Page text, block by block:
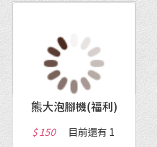
熊大泡腳機(福利)
$ 150 目前還有 1